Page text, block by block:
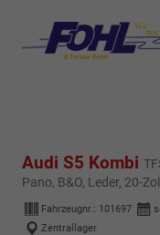
Audi S5 Kombi
Pano, B&O, Leder, 20-
Fahrzeugnr.: 101697
Zentrallager